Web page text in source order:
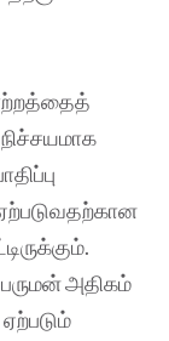
நிச்சயமாக
பருமன் அதிகம்